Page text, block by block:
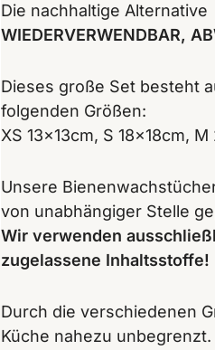
Die nachhaltige
WIEDERVERWENDBAR,
Dieses große Set besteht
folgenden Größen:
XS 13x13cm, S 18x18cm,
Unsere
von unabhängiger Stelle
Wir verwenden
zugelassene Inhaltsstoffe!
Durch die verschiedenen
Küche nahezu